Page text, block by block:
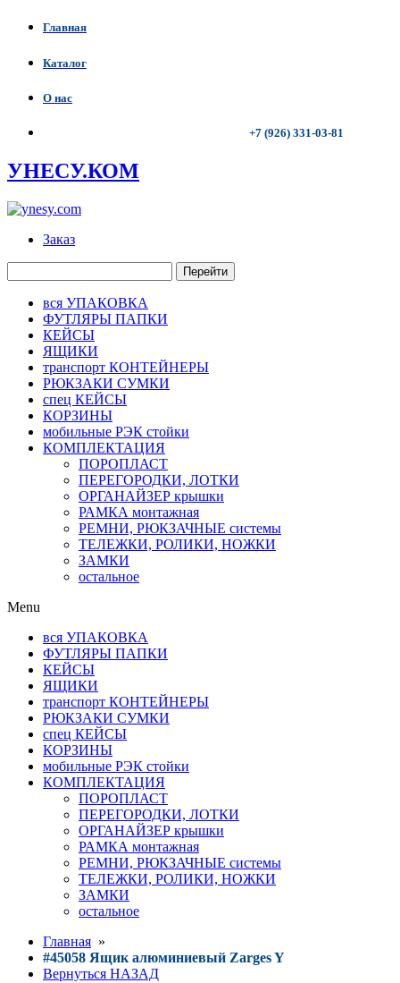
Главная
Каталог
О нас
+7 (926) 331-03-81
УНЕСУ.КОМ
Заказ
Перейти
вся УПАКОВКА
ФУТЛЯРЫ ПАПКИ
КЕЙСЫ
ЯЩИКИ
транспорт КОНТЕЙНЕРЫ
РЮКЗАКИ СУМКИ
спец КЕЙСЫ
КОРЗИНЫ
мобильные РЭК стойки
КОМПЛЕКТАЦИЯ
ПОРОПЛАСТ
ПЕРЕГОРОДКИ, ЛОТКИ
ОРГАНАЙЗЕР крышки
РАМКА монтажная
РЕМНИ, РЮКЗАЧНЫЕ системы
ТЕЛЕЖКИ, РОЛИКИ, НОЖКИ
ЗАМКИ
остальное
Menu
вся УПАКОВКА
ФУТЛЯРЫ ПАПКИ
КЕЙСЫ
ЯЩИКИ
транспорт КОНТЕЙНЕРЫ
РЮКЗАКИ СУМКИ
спец КЕЙСЫ
КОРЗИНЫ
мобильные РЭК стойки
КОМПЛЕКТАЦИЯ
ПОРОПЛАСТ
ПЕРЕГОРОДКИ, ЛОТКИ
ОРГАНАЙЗЕР крышки
РАМКА монтажная
РЕМНИ, РЮКЗАЧНЫЕ системы
ТЕЛЕЖКИ, РОЛИКИ, НОЖКИ
ЗАМКИ
остальное
Главная »
#45058 Ящик алюминиевый Zarges Y
Вернуться НАЗАД